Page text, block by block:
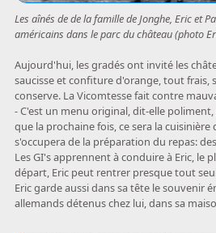
Les aînés de de la famille de Jonghe, Eric et
américains dans le parc du château (photo
Aujourd'hui, les gradés ont invité les
saucisse et confiture d'orange, tout frais,
conserve. La Vicomtesse fait contre
- C'est un menu original, dit-elle
que la prochaine fois, ce sera la
s'occupera de la préparation du repas:
Les GI's apprennent à conduire à Eric, le
départ, Eric peut rentrer presque tout
Eric garde aussi dans sa tête le souvenir
allemands détenus chez lui, dans sa